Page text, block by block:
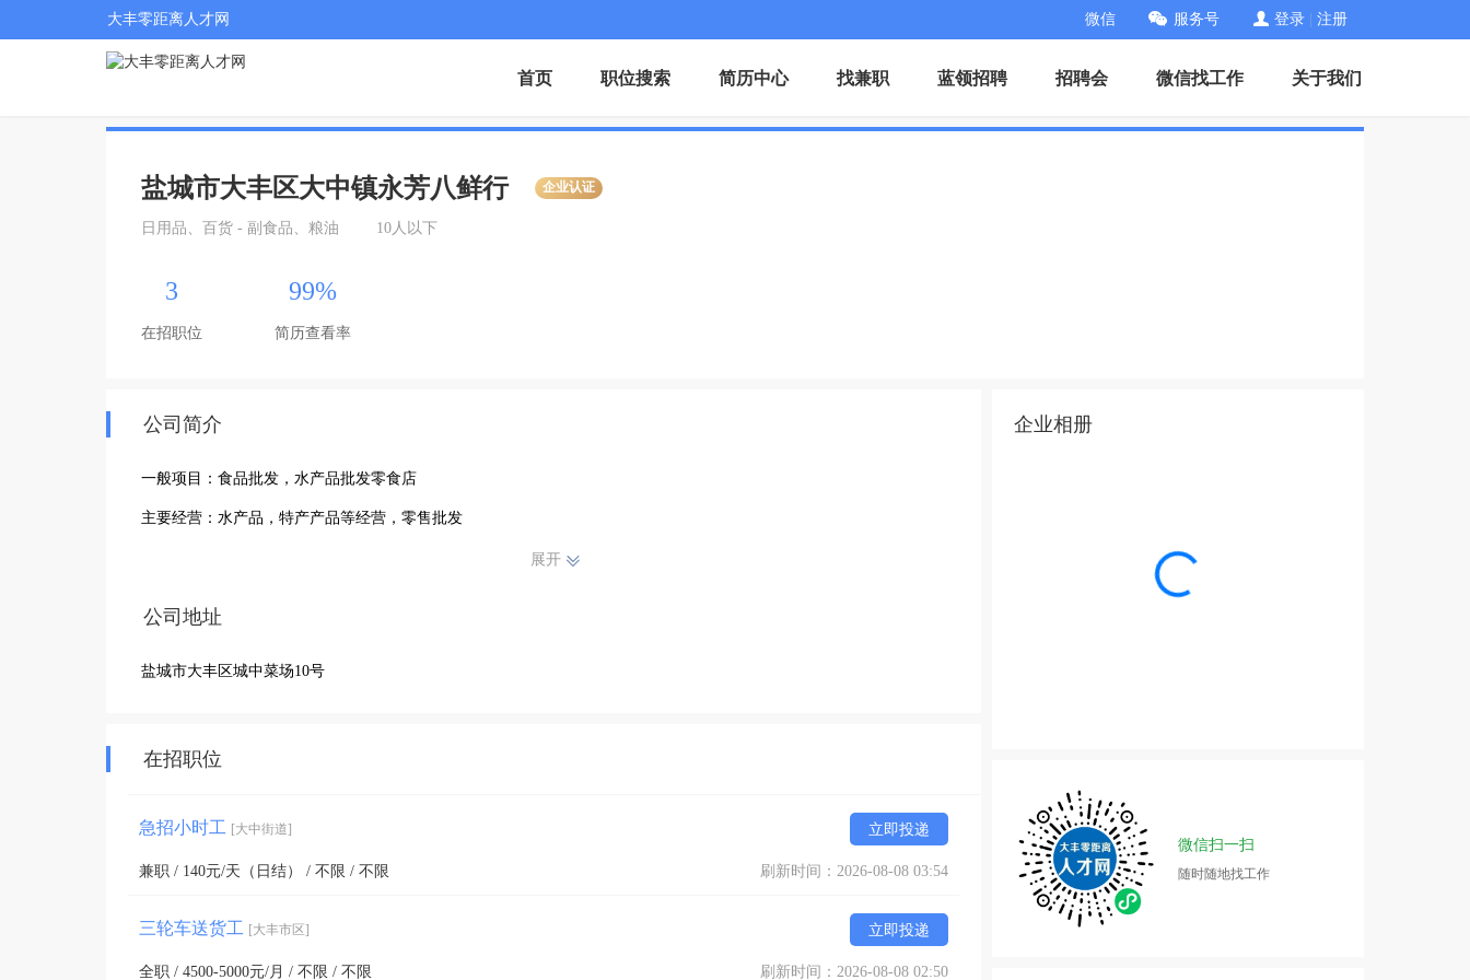
大丰零距离人才网 微信 服务号 登录 注册
首页 职位搜索 简历中心 找兼职 蓝领招聘 招聘会 微信找工作 关于我们
盐城市大丰区大中镇永芳八鲜行 企业认证
日用品、百货 - 副食品、粮油 10人以下
3
在招职位
99%
简历查看率
公司简介
一般项目：食品批发，水产品批发零食店
主要经营：水产品，特产产品等经营，零售批发
展开
公司地址
盐城市大丰区城中菜场10号
在招职位
急招小时工 [大中街道] 立即投递
兼职 / 140元/天（日结） / 不限 / 不限 刷新时间：2026-08-08 03:54
三轮车送货工 [大丰市区] 立即投递
全职 / 4500-5000元/月 / 不限 / 不限 刷新时间：2026-08-08 02:50
企业相册
微信扫一扫
随时随地找工作